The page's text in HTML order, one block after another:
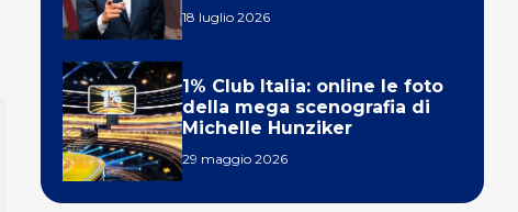
18 luglio 2026
1% Club Italia: online le foto
della mega scenografia di
Michelle Hunziker
29 maggio 2026